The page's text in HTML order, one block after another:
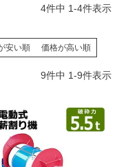
4件中 1-4件表示
安い順 価格が高い順
9件中 1-9件表示